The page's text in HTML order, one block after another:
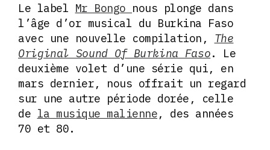
Le label Mr Bongo nous plonge dans
l’âge d’or musical du Burkina Faso
avec une nouvelle compilation, The
Original Sound Of Burkina Faso. Le
deuxième volet d’une série qui, en
mars dernier, nous offrait un regard
sur une autre période dorée, celle
de la musique malienne, des années
70 et 80.